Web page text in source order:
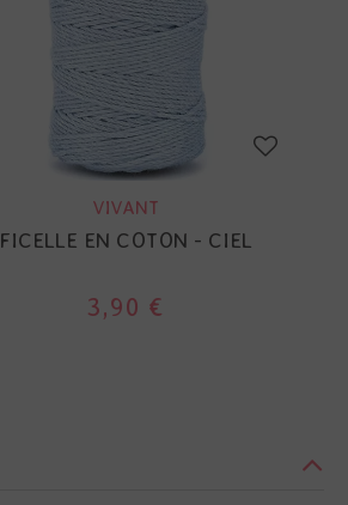
VIVANT
FICELLE EN COTON - CIEL
3,90 €